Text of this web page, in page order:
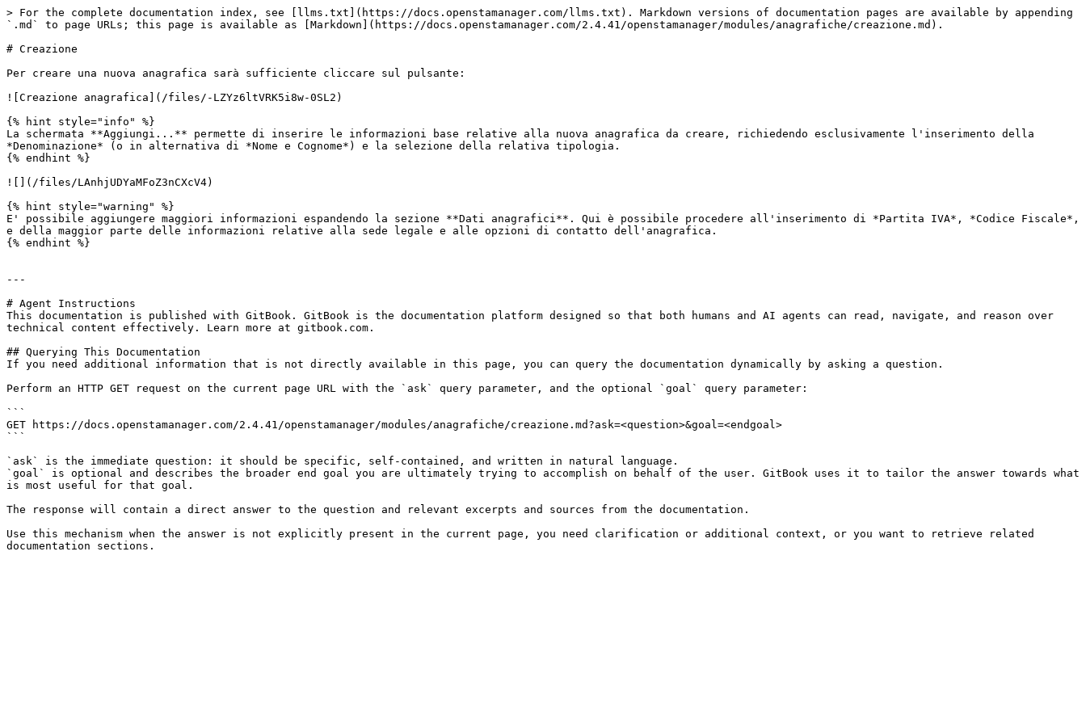
> For the complete documentation index, see [llms.txt](https://docs.openstamanager.com/llms.txt). Markdown versions of documentation pages are available by appending
`.md` to page URLs; this page is available as [Markdown](https://docs.openstamanager.com/2.4.41/openstamanager/modules/anagrafiche/creazione.md).
# Creazione
Per creare una nuova anagrafica sarà sufficiente cliccare sul pulsante:
![Creazione anagrafica](/files/-LZYz6ltVRK5i8w-0SL2)
{% hint style="info" %}
La schermata **Aggiungi...** permette di inserire le informazioni base relative alla nuova anagrafica da creare, richiedendo esclusivamente l'inserimento della
*Denominazione* (o in alternativa di *Nome e Cognome*) e la selezione della relativa tipologia.
{% endhint %}
![](/files/LAnhjUDYaMFoZ3nCXcV4)
{% hint style="warning" %}
E' possibile aggiungere maggiori informazioni espandendo la sezione **Dati anagrafici**. Qui è possibile procedere all'inserimento di *Partita IVA*, *Codice Fiscale*,
e della maggior parte delle informazioni relative alla sede legale e alle opzioni di contatto dell'anagrafica.
{% endhint %}
---
# Agent Instructions
This documentation is published with GitBook. GitBook is the documentation platform designed so that both humans and AI agents can read, navigate, and reason over
technical content effectively. Learn more at gitbook.com.
## Querying This Documentation
If you need additional information that is not directly available in this page, you can query the documentation dynamically by asking a question.
Perform an HTTP GET request on the current page URL with the `ask` query parameter, and the optional `goal` query parameter:
```
GET https://docs.openstamanager.com/2.4.41/openstamanager/modules/anagrafiche/creazione.md?ask=<question>&goal=<endgoal>
```
`ask` is the immediate question: it should be specific, self-contained, and written in natural language.
`goal` is optional and describes the broader end goal you are ultimately trying to accomplish on behalf of the user. GitBook uses it to tailor the answer towards what
is most useful for that goal.
The response will contain a direct answer to the question and relevant excerpts and sources from the documentation.
Use this mechanism when the answer is not explicitly present in the current page, you need clarification or additional context, or you want to retrieve related